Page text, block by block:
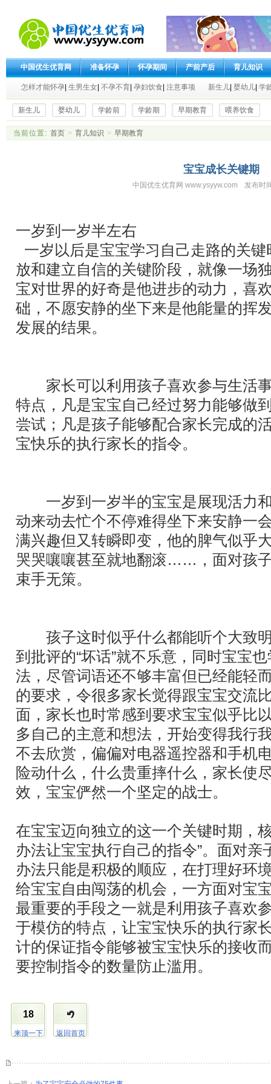
中国优生优育网 准备怀孕 怀孕期间 产前产后 育儿知识
怎样才能怀孕 生男生女 不孕不育 孕妇饮食 注意事项 新生儿 婴幼儿 学
新生儿 婴幼儿 学龄前 学龄期 早期教育 喂养饮食
当前位置: 首页 > 育儿知识 > 早期教育
宝宝成长关键期
中国优生优育网 www.ysyyw.com 发布时
一岁到一岁半左右
一岁以后是宝宝学习自己走路的关
放和建立自信的关键阶段，就像一场
宝对世界的好奇是他进步的动力，喜
础，不愿安静的坐下来是他能量的挥
发展的结果。
家长可以利用孩子喜欢参与生活事
特点，凡是宝宝自己经过努力能够做
尝试；凡是孩子能够配合家长完成的
宝快乐的执行家长的指令。
一岁到一岁半的宝宝是展现活力和
动来动去忙个不停难得坐下来安静一
满兴趣但又转瞬即变，他的脾气似乎
哭哭嚷嚷甚至就地翻滚……，面对孩
束手无策。
孩子这时似乎什么都能听个大致明
到批评的“坏话”就不乐意，同时宝宝
法，尽管词语还不够丰富但已经能轻
的要求，令很多家长觉得跟宝宝交流
面，家长也时常感到要求宝宝似乎比
多自己的主意和想法，开始变得我行
不去欣赏，偏偏对电器遥控器和手机
险动什么，什么贵重摔什么，家长使
效，宝宝俨然一个坚定的战士。
在宝宝迈向独立的这一个关键时期，
办法让宝宝执行自己的指令”。面对亲
办法只能是积极的顺应，在打理好环
给宝宝自由闯荡的机会，一方面对宝
最重要的手段之一就是利用孩子喜欢
于模仿的特点，让宝宝快乐的执行家
计的保证指令能够被宝宝快乐的接收
要控制指令的数量防止滥用。
18
来顶一下 返回首页